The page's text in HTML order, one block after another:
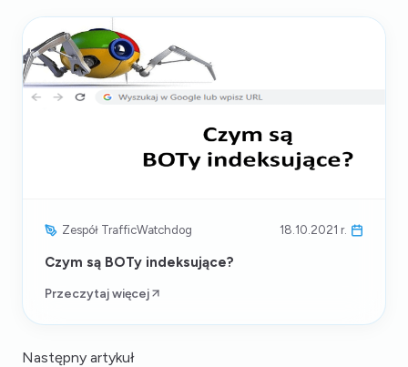
Zespół TrafficWatchdog 18.10.2021 r.
Czym są BOTy indeksujące?
Przeczytaj więcej
Następny artykuł